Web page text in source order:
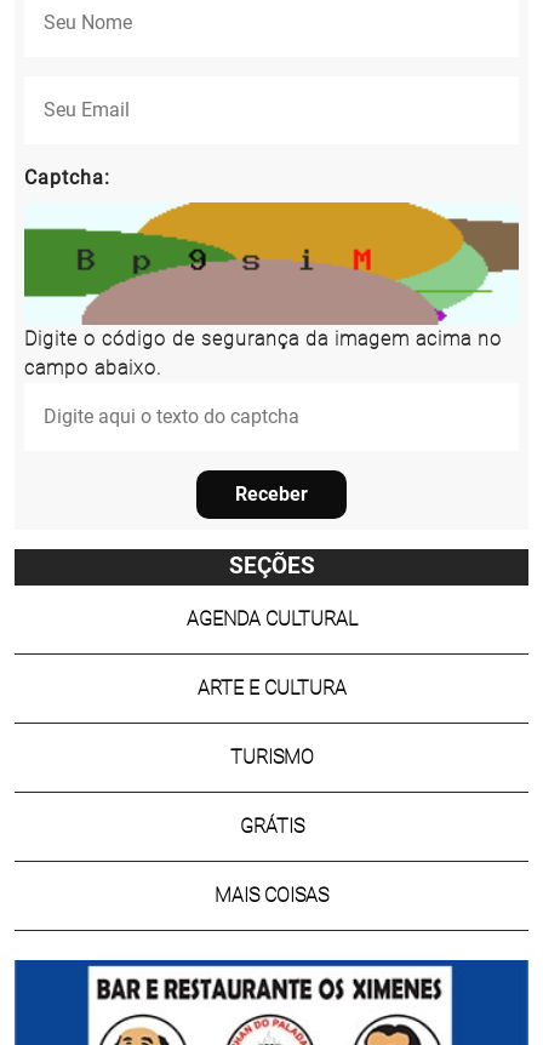
Captcha:
Digite o código de segurança da imagem acima no
campo abaixo.
Receber
SEÇÕES
AGENDA CULTURAL
ARTE E CULTURA
TURISMO
GRÁTIS
MAIS COISAS